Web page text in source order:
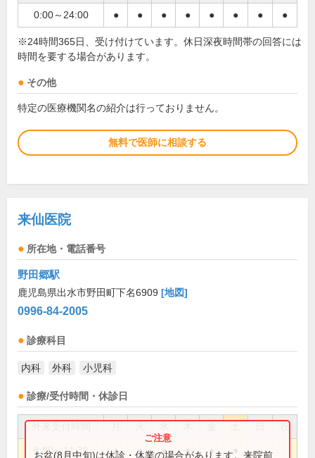
0:00～24:00 ● ● ● ● ● ● ● ●
※24時間365日、受け付けています。休日深夜時間帯の回答には
時間を要する場合があります。
その他
特定の医療機関名の紹介は行っておりません。
無料で医師に相談する
来仙医院
所在地・電話番号
野田郷駅
鹿児島県出水市野田町下名6909 [地図]
0996-84-2005
診療科目
内科 外科 小児科
診療/受付時間・休診日
祝
8:00～11:30 ● ● ● ● ●
お盆(8月中旬)は休診・休業の場合があります。来院前